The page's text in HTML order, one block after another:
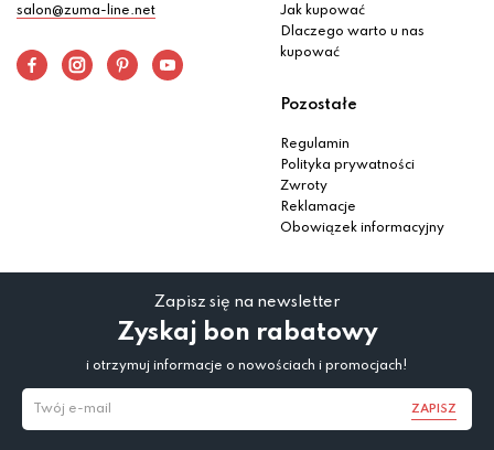
salon@zuma-line.net
Jak kupować
Dlaczego warto u nas
kupować
Pozostałe
Regulamin
Polityka prywatności
Zwroty
Reklamacje
Obowiązek informacyjny
Zapisz się na newsletter
Zyskaj bon rabatowy
i otrzymuj informacje o nowościach i promocjach!
ZAPISZ